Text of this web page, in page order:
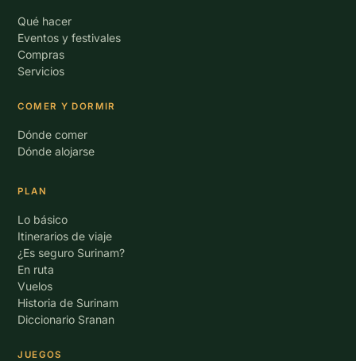
Qué hacer
Eventos y festivales
Compras
Servicios
COMER Y DORMIR
Dónde comer
Dónde alojarse
PLAN
Lo básico
Itinerarios de viaje
¿Es seguro Surinam?
En ruta
Vuelos
Historia de Surinam
Diccionario Sranan
JUEGOS